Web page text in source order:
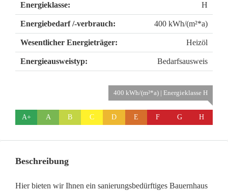
Energieklasse: H
Energiebedarf /-verbrauch: 400 kWh/(m²*a)
Wesentlicher Energieträger: Heizöl
Energieausweistyp: Bedarfsausweis
A+ A B C D E F G
400 kWh/(m²*a) | Energieklasse H
H
Beschreibung
Hier bieten wir Ihnen ein sanierungsbedürftiges Bauernhaus